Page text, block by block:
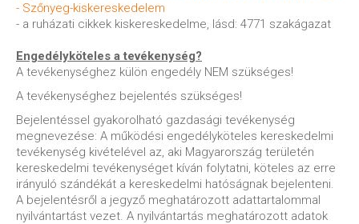
IRODÁK
- Szőnyeg-kiskereskedelem
- a ruházati cikkek kiskereskedelme, lásd: 4771 szakágazat
Engedélyköteles a tevékenység?
A tevékenységhez külön engedély NEM szükséges!
A tevékenységhez bejelentés szükséges!
Bejelentéssel gyakorolható gazdasági tevékenység
megnevezése: A működési engedélyköteles kereskedelmi
tevékenység kivételével az, aki Magyarország területén
kereskedelmi tevékenységet kíván folytatni, köteles az erre
irányuló szándékát a kereskedelmi hatóságnak bejelenteni.
A bejelentésről a jegyző meghatározott adattartalommal
nyilvántartást vezet. A nyilvántartás meghatározott adatok